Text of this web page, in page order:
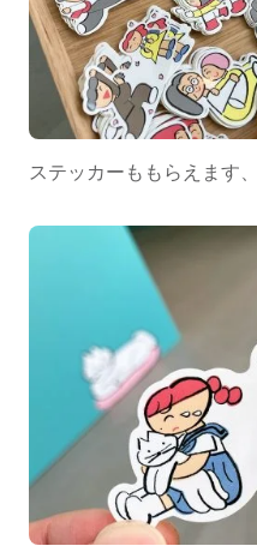
ステッカーももらえます